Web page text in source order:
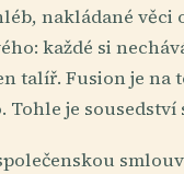
nakládané věci
každé si
talíř. Fusion je na
Tohle je sousedství